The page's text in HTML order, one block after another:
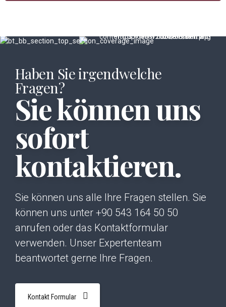
Haben Sie irgendwelche
Fragen?
Sie können uns
sofort
kontaktieren.
Sie können uns alle Ihre Fragen stellen. Sie
können uns unter +90 543 164 50 50
anrufen oder das Kontaktformular
verwenden. Unser Expertenteam
beantwortet gerne Ihre Fragen.
Kontakt Formular